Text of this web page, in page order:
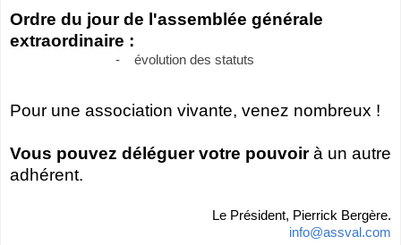
Ordre du jour de l'assemblée générale
extraordinaire :
- évolution des statuts
Pour une association vivante, venez nombreux !
Vous pouvez déléguer votre pouvoirà un autre
adhérent.
Le Président, Pierrick Bergère.
info@assval.com